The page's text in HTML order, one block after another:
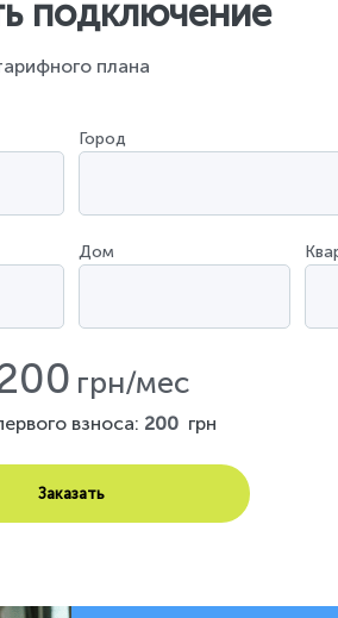
подключение
плана
Город
Дом
грн/мес
взноса: 200 грн